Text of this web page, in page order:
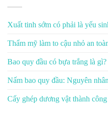
Xuất tinh sớm có phải là yếu
Thẩm mỹ làm to cậu nhỏ an
Bao quy đầu có bựa trắng là
Nấm bao quy đầu: Nguyên
Cấy ghép dương vật thành